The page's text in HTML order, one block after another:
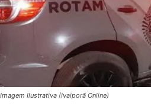
Imagem Ilustrativa (Ivaiporã Online)